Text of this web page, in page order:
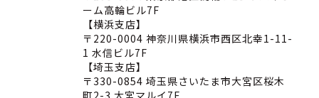
ーム高輪ビル7F
【横浜支店】
〒220-0004 神奈川県横浜市西区北幸1-11-
1 水信ビル7F
【埼玉支店】
〒330-0854 埼玉県さいたま市大宮区桜木
町2-3 大宮マルイ7F